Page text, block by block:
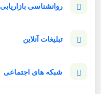
روانشناسی بازاریابی
تبلیغات آنلاین
شبکه های اجتماعی